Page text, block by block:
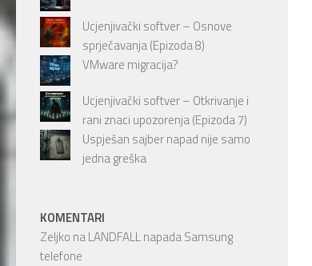
Ucjenjivački softver – Osnove
sprječavanja (Epizoda 8)
VMware migracija?
Ucjenjivački softver – Otkrivanje i
rani znaci upozorenja (Epizoda 7)
Uspješan sajber napad nije samo
jedna greška
KOMENTARI
Zeljko naLANDFALL napada Samsung
telefone